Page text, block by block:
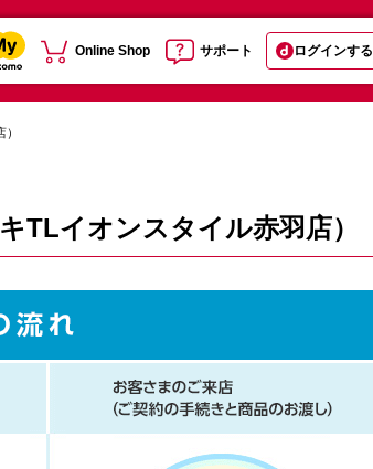
Online Shop サポート ログインする
TLイオンスタイル赤羽店）